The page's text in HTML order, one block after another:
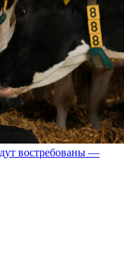
востребованы —